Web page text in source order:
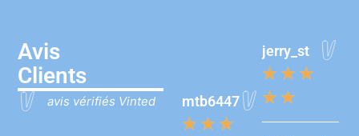
Avis
Clients
avis vérifiés Vinted mtb6447
★ ★ ★
jerry_st
★ ★ ★
★ ★